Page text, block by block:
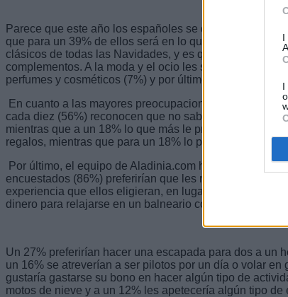
I
I
Parece que este año los españoles se decantan por
que para un 39% de ellos será en lo que más dinero se
clásicos de todas las Navidades, y es que un 30% en lo
complementos. A la moda y el ocio les siguen los
perfumes y cosméticos (7%) y por último los libros (6%).
En cuanto a las mayores preocupaciones de los
cada diez (56%) reconocen que no saben qué regalar
mientras que a un 18% lo que más le preocupa es
regalos, mientras que para un 18% lo peor es tener un
Por último, el equipo de Aladinia.com ha podido
encuestados (86%) preferirían que les regalaran un
experiencia que ellos eligieran, en lugar de los regalos
dinero para relajarse en un balneario con un masaje o
Un 27% preferirían hacer una escapada para dos a un
un 16% se atreverían a ser pilotos por un día o volar en
gustaría gastarse su bono en hacer algún tipo de
motos de nieve y a un 12% les apetecería algún tipo